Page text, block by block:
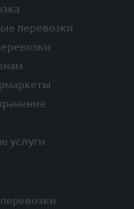
перевозки
услуги